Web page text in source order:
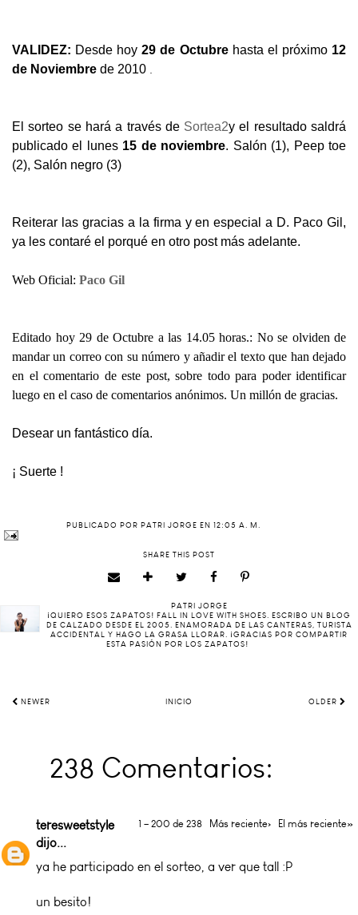
VALIDEZ: Desde hoy29 de Octubrehasta el próximo 12
de Noviembre de 2010 .
El sorteo se hará a través de Sortea2y el resultado saldrá
publicado el lunes 15 de noviembre. Salón (1), Peep toe
(2), Salón negro (3)
Reiterar las gracias a la firma y en especial a D. Paco Gil,
ya les contaré el porqué en otro post más adelante.
Web Oficial: Paco Gil
Editado hoy 29 de Octubre a las 14.05 horas.: No se olviden de
mandar un correo con su número y añadir el texto que han dejado
en el comentario de este post, sobre todo para poder identificar
luego en el caso de comentarios anónimos. Un millón de gracias.
Desear un fantástico día.
¡ Suerte !
PUBLICADO POR PATRI JORGE EN 12:05 A. M.
SHARE THIS POST
PATRI JORGE
¡QUIERO ESOS ZAPATOS! FALL IN LOVE WITH SHOES. ESCRIBO UN BLOG
DE CALZADO DESDE EL 2005. ENAMORADA DE LAS CANTERAS, TURISTA
ACCIDENTAL Y HAGO LA GRASA LLORAR. ¡GRACIAS POR COMPARTIR
ESTA PASIÓN POR LOS ZAPATOS!
NEWER INICIO OLDER
238 Comentarios:
1 – 200 de 238 Más reciente› El más reciente»
teresweetstyle
dijo...
ya he participado en el sorteo, a ver que tall :P
un besito!